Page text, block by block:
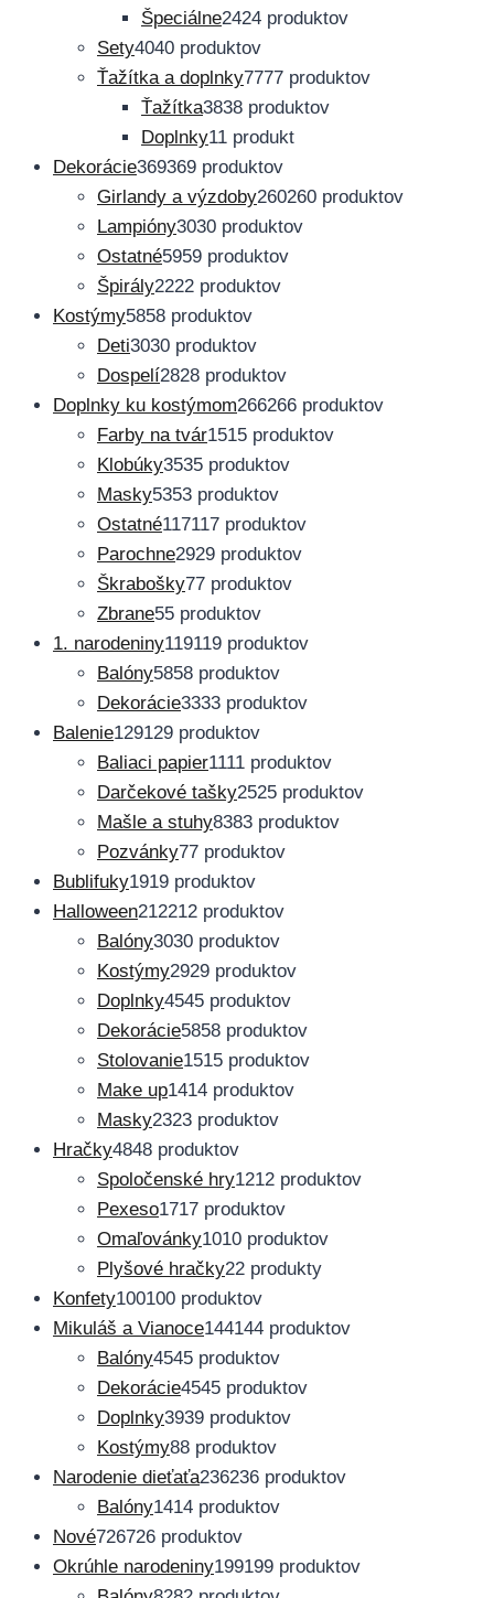
Špeciálne2424 produktov
Sety4040 produktov
Ťažítka a doplnky7777 produktov
Ťažítka3838 produktov
Doplnky11 produkt
Dekorácie369369 produktov
Girlandy a výzdoby260260 produktov
Lampióny3030 produktov
Ostatné5959 produktov
Špirály2222 produktov
Kostýmy5858 produktov
Deti3030 produktov
Dospelí2828 produktov
Doplnky ku kostýmom266266 produktov
Farby na tvár1515 produktov
Klobúky3535 produktov
Masky5353 produktov
Ostatné117117 produktov
Parochne2929 produktov
Škrabošky77 produktov
Zbrane55 produktov
1. narodeniny119119 produktov
Balóny5858 produktov
Dekorácie3333 produktov
Balenie129129 produktov
Baliaci papier1111 produktov
Darčekové tašky2525 produktov
Mašle a stuhy8383 produktov
Pozvánky77 produktov
Bublifuky1919 produktov
Halloween212212 produktov
Balóny3030 produktov
Kostýmy2929 produktov
Doplnky4545 produktov
Dekorácie5858 produktov
Stolovanie1515 produktov
Make up1414 produktov
Masky2323 produktov
Hračky4848 produktov
Spoločenské hry1212 produktov
Pexeso1717 produktov
Omaľovánky1010 produktov
Plyšové hračky22 produkty
Konfety100100 produktov
Mikuláš a Vianoce144144 produktov
Balóny4545 produktov
Dekorácie4545 produktov
Doplnky3939 produktov
Kostýmy88 produktov
Narodenie dieťaťa236236 produktov
Balóny1414 produktov
Nové726726 produktov
Okrúhle narodeniny199199 produktov